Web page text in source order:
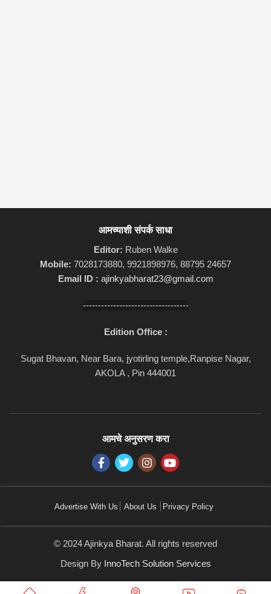
आमच्याशी संपर्क साधा
Editor: Ruben Walke
Mobile: 7028173880, 9921898976, 88795 24657
Email ID : ajinkyabharat23@gmail.com
-----------------------------------
Edition Office :
Sugat Bhavan, Near Bara, jyotirling temple,Ranpise Nagar,
AKOLA , Pin 444001
आमचे अनुसरण करा
Advertise With Us About Us Privacy Policy
© 2024 Ajinkya Bharat. All rights reserved
Design By InnoTech Solution Services